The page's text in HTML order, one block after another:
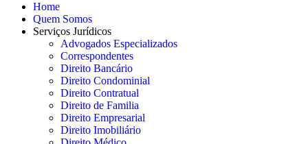
Home
Quem Somos
Serviços Jurídicos
Advogados Especializados
Correspondentes
Direito Bancário
Direito Condominial
Direito Contratual
Direito de Familia
Direito Empresarial
Direito Imobiliário